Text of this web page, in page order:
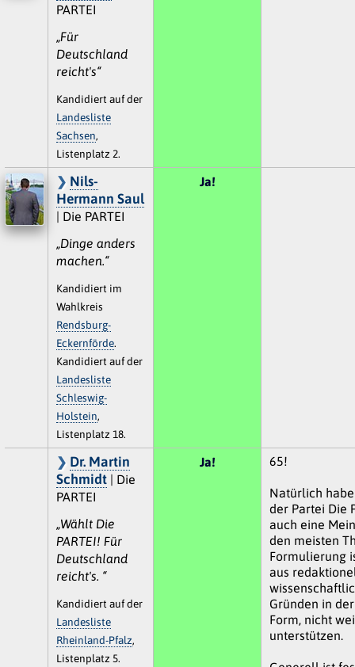
PARTEI
„Für
Deutschland
reicht's“
Kandidiert auf der
Landesliste
Sachsen,
Listenplatz 2.
Nils-
Hermann Saul
| Die PARTEI
„Dinge anders
machen.“
Kandidiert im
Wahlkreis
Rendsburg-
Eckernförde.
Kandidiert auf der
Landesliste
Schleswig-
Holstein,
Listenplatz 18.
Ja!
Dr. Martin
Schmidt| Die
PARTEI
„Wählt Die
PARTEI! Für
Deutschland
reicht's. “
Kandidiert auf der
Landesliste
Rheinland-Pfalz,
Listenplatz 5.
Ja! 65!
Natürlich
der Partei Die
auch eine
den meisten
Formulierung
aus
Gründen in
Form, nicht
unterstützen.